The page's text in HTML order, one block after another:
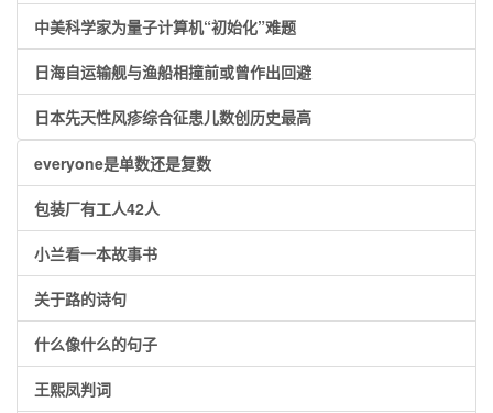
中美科学家为量子计算机“初始化”难题
日海自运输舰与渔船相撞前或曾作出回避
日本先天性风疹综合征患儿数创历史最高
everyone是单数还是复数
包装厂有工人42人
小兰看一本故事书
关于路的诗句
什么像什么的句子
王熙凤判词